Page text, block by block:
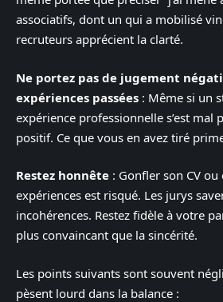
associatifs, dont un qui a mobilisé
recruteurs apprécient la clarté.
Ne portez pas de jugement
expériences passées : Même si un
expérience professionnelle s’est mal
positif. Ce que vous en avez tiré
Restez honnête : Gonfler son CV
expériences est risqué. Les jurys
incohérences. Restez fidèle à votre
plus convaincant que la sincérité.
Les points suivants sont souvent
pèsent lourd dans la balance :